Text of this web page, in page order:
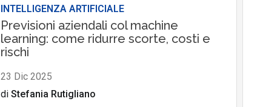
INTELLIGENZA ARTIFICIALE
Previsioni aziendali col machine
learning: come ridurre scorte, costi e
rischi
23 Dic 2025
di Stefania Rutigliano